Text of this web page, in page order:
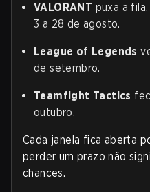
VALORANT puxa a
3 a 28 de agosto.
League of Legends
de setembro.
Teamfight Tactics
outubro.
Cada janela fica aberta
perder um prazo não
chances.